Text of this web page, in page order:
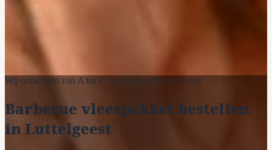
Wij ontzorgen van A tot Z, we doen zelfs de afwas!
Barbecue vleespakket bestellen
in Luttelgeest